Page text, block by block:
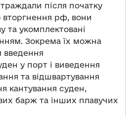
після початку
рф, вони
та укомплектовані
Зокрема їх можна
введення
у порт і виведення
та відшвартування
кантування суден,
барж та інших плавучих